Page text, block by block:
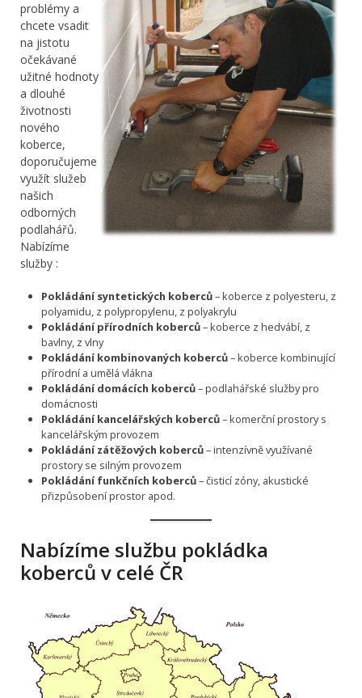
problémy a
chcete vsadit
na jistotu
očekávané
užitné hodnoty
a dlouhé
životnosti
nového
koberce,
doporučujeme
využít služeb
našich
odborných
podlahářů.
Nabízíme
služby :
Pokládání syntetických koberců– koberce z polyesteru, z
polyamidu, z polypropylenu, z polyakrylu
Pokládání přírodních koberců– koberce z hedvábí, z
bavlny, z vlny
Pokládání kombinovaných koberců– koberce kombinující
přírodní a umělá vlákna
Pokládání domácích koberců– podlahářské služby pro
domácnosti
Pokládání kancelářských koberců– komerční prostory s
kancelářským provozem
Pokládání zátěžových koberců– intenzívně využívané
prostory se silným provozem
Pokládání funkčních koberců– čisticí zóny, akustické
přizpůsobení prostor apod.
Nabízíme službu pokládka
koberců v celé ČR